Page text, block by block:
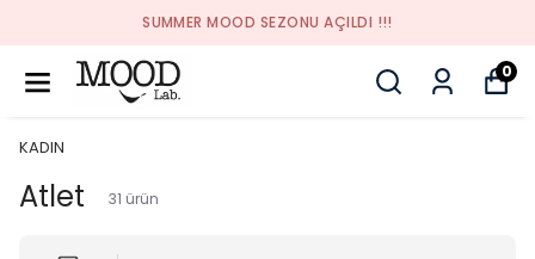
SUMMER MOOD SEZONU AÇILDI !!!
0
KADIN
Atlet 31 ürün